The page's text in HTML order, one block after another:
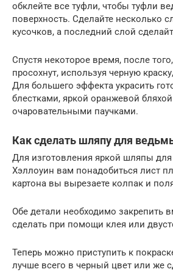
обклейте все туфли, чтобы туфли
поверхность. Сделайте несколько
кусочков, а последний слой
Спустя некоторое время, после
просохнут, используя черную
Для большего эффекта украсить
блестками, яркой оранжевой
очаровательными паучками.
Как сделать шляпу для
Для изготовления яркой шляпы
Хэллоуин вам понадобиться лист
картона вы вырезаете колпак и
Обе детали необходимо закрепить
сделать при помощи клея или
Теперь можно приступить к
лучше всего в черный цвет или же